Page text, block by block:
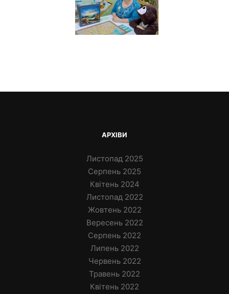
АРХІВИ
Листопад 2025
Серпень 2025
Квітень 2024
Листопад 2022
Жовтень 2022
Вересень 2022
Серпень 2022
Липень 2022
Червень 2022
Травень 2022
Квітень 2022